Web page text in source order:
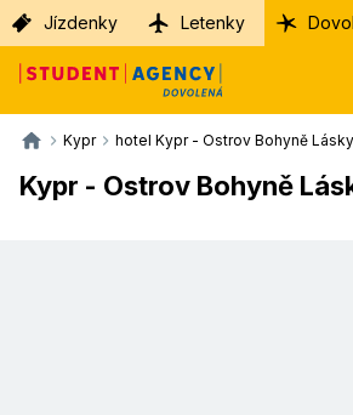
Jízdenky Letenky
Kypr hotel Kypr - Ostrov Bohyně Lásky
Kypr - Ostrov Bohyně